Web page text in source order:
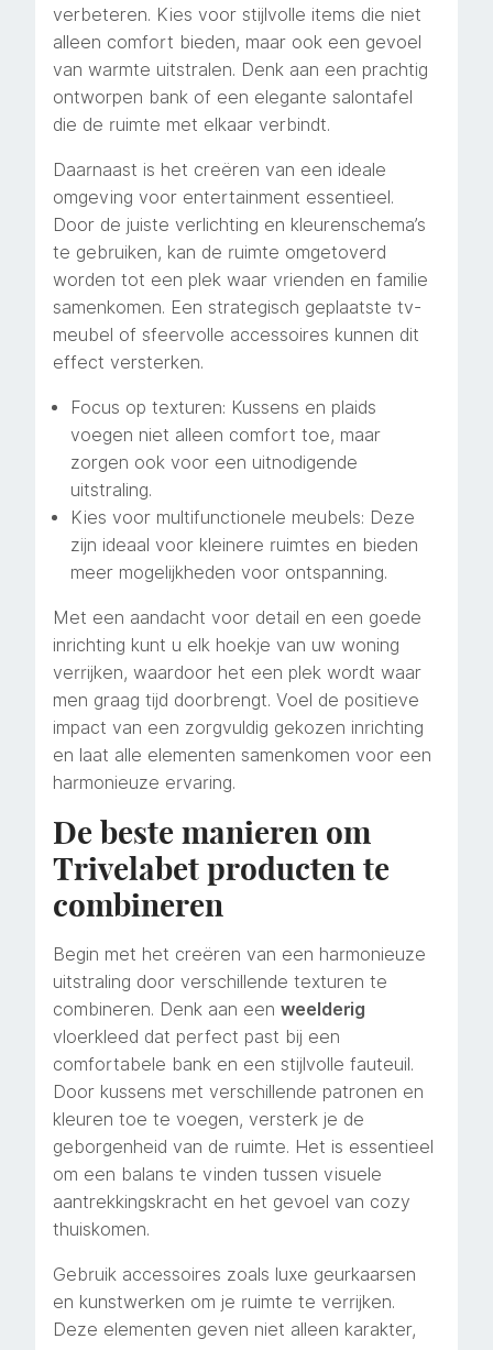
verbeteren. Kies voor stijlvolle items die niet
alleen comfort bieden, maar ook een gevoel
van warmte uitstralen. Denk aan een prachtig
ontworpen bank of een elegante salontafel
die de ruimte met elkaar verbindt.
Daarnaast is het creëren van een ideale
omgeving voor entertainment essentieel.
Door de juiste verlichting en kleurenschema’s
te gebruiken, kan de ruimte omgetoverd
worden tot een plek waar vrienden en familie
samenkomen. Een strategisch geplaatste tv-
meubel of sfeervolle accessoires kunnen dit
effect versterken.
Focus op texturen: Kussens en plaids
voegen niet alleen comfort toe, maar
zorgen ook voor een uitnodigende
uitstraling.
Kies voor multifunctionele meubels: Deze
zijn ideaal voor kleinere ruimtes en bieden
meer mogelijkheden voor ontspanning.
Met een aandacht voor detail en een goede
inrichting kunt u elk hoekje van uw woning
verrijken, waardoor het een plek wordt waar
men graag tijd doorbrengt. Voel de positieve
impact van een zorgvuldig gekozen inrichting
en laat alle elementen samenkomen voor een
harmonieuze ervaring.
De beste manieren om
Trivelabet producten te
combineren
Begin met het creëren van een harmonieuze
uitstraling door verschillende texturen te
combineren. Denk aan een weelderig
vloerkleed dat perfect past bij een
comfortabele bank en een stijlvolle fauteuil.
Door kussens met verschillende patronen en
kleuren toe te voegen, versterk je de
geborgenheid van de ruimte. Het is essentieel
om een balans te vinden tussen visuele
aantrekkingskracht en het gevoel van cozy
thuiskomen.
Gebruik accessoires zoals luxe geurkaarsen
en kunstwerken om je ruimte te verrijken.
Deze elementen geven niet alleen karakter,